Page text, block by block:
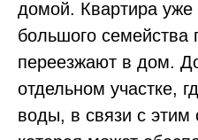
домой. Квартира
большого семейства
переезжают в дом.
отдельном участке,
воды, в связи с